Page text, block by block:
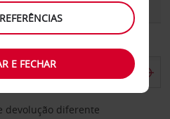
COMERCIAIS
devolução diferente
E FECHAR